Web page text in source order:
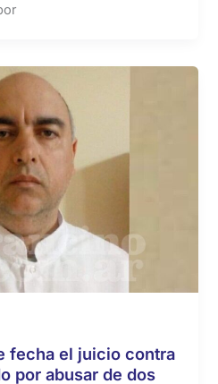
fecha el juicio contra
por abusar de dos